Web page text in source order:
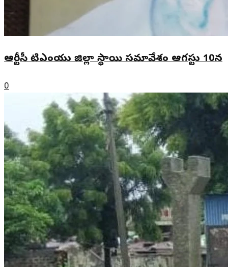
ఆర్టీసీ టిఎంయు జిల్లా స్థాయి సమావేశం ఆగస్టు 10న
0